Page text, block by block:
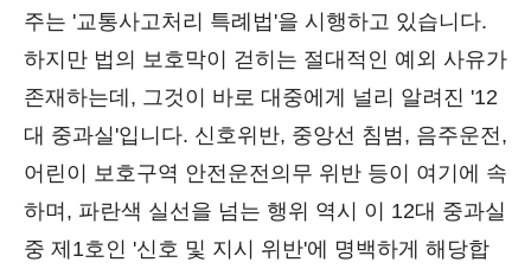
주는 '교통사고처리 특례법'을 시행하고 있습니다.
하지만 법의 보호막이 걷히는 절대적인 예외 사유가
존재하는데, 그것이 바로 대중에게 널리 알려진 '12
대 중과실'입니다. 신호위반, 중앙선 침범, 음주운전,
어린이 보호구역 안전운전의무 위반 등이 여기에 속
하며, 파란색 실선을 넘는 행위 역시 이 12대 중과실
중 제1호인 '신호 및 지시 위반'에 명백하게 해당합